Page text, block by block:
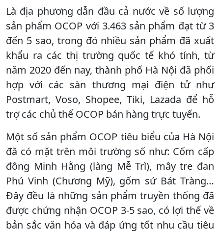
Là địa phương dẫn đầu cả nước về số lượng
sản phẩm OCOP với 3.463 sản phẩm đạt từ 3
đến 5 sao, trong đó nhiều sản phẩm đã xuất
khẩu ra các thị trường quốc tế khó tính, từ
năm 2020 đến nay, thành phố Hà Nội đã phối
hợp với các sàn thương mại điện tử như
Postmart, Voso, Shopee, Tiki, Lazada để hỗ
trợ các chủ thể OCOP bán hàng trực tuyến.
Một số sản phẩm OCOP tiêu biểu của Hà Nội
đã có mặt trên môi trường số như: Cốm cấp
đông Minh Hằng (làng Mễ Trì), mây tre đan
Phú Vinh (Chương Mỹ), gốm sứ Bát Tràng…
Đây đều là những sản phẩm truyền thống đã
được chứng nhận OCOP 3-5 sao, có lợi thế về
bản sắc văn hóa và đáp ứng tốt nhu cầu tiêu